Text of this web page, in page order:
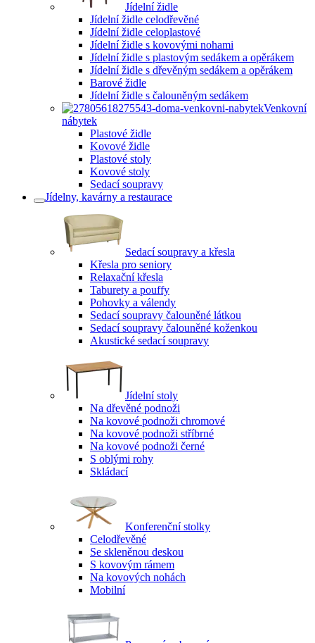
Jídelní židle
Jídelní židle celodřevěné
Jídelní židle celoplastové
Jídelní židle s kovovými nohami
Jídelní židle s plastovým sedákem a opěrákem
Jídelní židle s dřevěným sedákem a opěrákem
Barové židle
Jídelní židle s čalouněným sedákem
Venkovní
nábytek
Plastové židle
Kovové židle
Plastové stoly
Kovové stoly
Sedací soupravy
Jídelny, kavárny a restaurace
Sedací soupravy a křesla
Křesla pro seniory
Relaxační křesla
Taburety a pouffy
Pohovky a válendy
Sedací soupravy čalouněné látkou
Sedací soupravy čalouněné koženkou
Akustické sedací soupravy
Jídelní stoly
Na dřevěné podnoži
Na kovové podnoži chromové
Na kovové podnoži stříbrné
Na kovové podnoži černé
S oblými rohy
Skládací
Konferenční stolky
Celodřevěné
Se skleněnou deskou
S kovovým rámem
Na kovových nohách
Mobilní